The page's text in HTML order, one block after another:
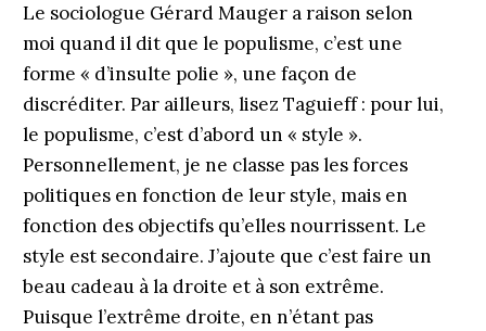
Le sociologue Gérard Mauger a raison selon
moi quand il dit que le populisme, c’est une
forme « d’insulte polie », une façon de
discréditer. Par ailleurs, lisez Taguieff : pour lui,
le populisme, c’est d’abord un « style ».
Personnellement, je ne classe pas les forces
politiques en fonction de leur style, mais en
fonction des objectifs qu’elles nourrissent. Le
style est secondaire. J’ajoute que c’est faire un
beau cadeau à la droite et à son extrême.
Puisque l’extrême droite, en n’étant pas